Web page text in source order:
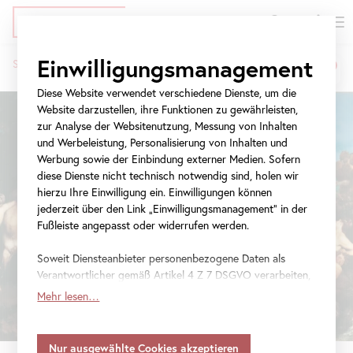
zum
Inhalt
Meta-
Navigation
springen
Navigation
springen
Pfadnavigation
Startseite Ausstellungen MAKART. Maler der Sinne
Einwilligungsmanagement
Diese Website verwendet verschiedene Dienste, um die
Website darzustellen, ihre Funktionen zu gewährleisten,
zur Analyse der Websitenutzung, Messung von Inhalten
und Werbeleistung, Personalisierung von Inhalten und
Werbung sowie der Einbindung externer Medien. Sofern
diese Dienste nicht technisch notwendig sind, holen wir
hierzu Ihre Einwilligung ein. Einwilligungen können
jederzeit über den Link „Einwilligungsmanagement“ in der
Fußleiste angepasst oder widerrufen werden.
Soweit Diensteanbieter personenbezogene Daten als
Verantwortlicher gemäß Artikel 4 Z 7 DSGVO verarbeiten,
gilt Ihre Einwilligung auch für die Weitergabe an den
Daten in Staaten ohne Vorliegen eines
Mehr lesen…